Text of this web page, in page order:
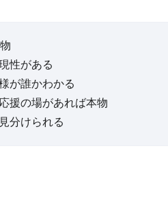
性がある
が誰かわかる
援の場があれば本物
分けられる